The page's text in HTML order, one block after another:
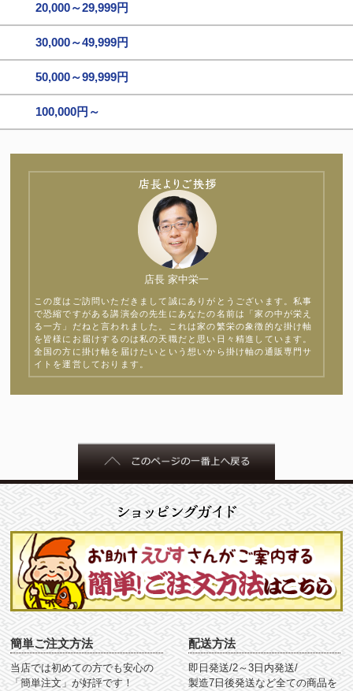
20,000～29,999円
30,000～49,999円
50,000～99,999円
100,000円～
店長 家中栄一
この度はご訪問いただきまして誠にありがとうございます。私事
で恐縮ですがある講演会の先生にあなたの名前は「家の中が栄え
る一方」だねと言われました。これは家の繁栄の象徴的な掛け軸
を皆様にお届けするのは私の天職だと思い日々精進しています。
全国の方に掛け軸を届けたいという想いから掛け軸の通販専門サ
イトを運営しております。
簡単ご注文方法
当店では初めての方でも安心の
「簡単注文」が好評です！
配送方法
即日発送/2～3日内発送/
製造7日後発送など全ての商品を